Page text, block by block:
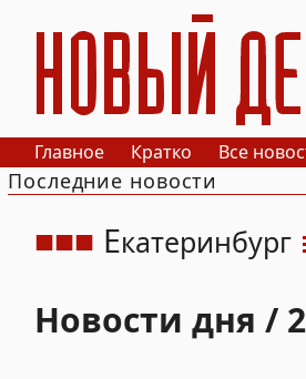
РИА Новый День
Главное Кратко Все
Последние новости
Екатеринбург
Новости дня /